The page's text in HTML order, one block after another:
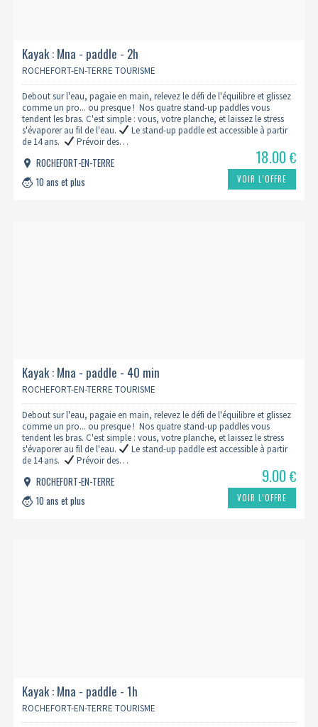
Kayak : Mna - paddle - 2h
ROCHEFORT-EN-TERRE TOURISME
Debout sur l'eau, pagaie en main, relevez le défi de l'équilibre et glissez
comme un pro... ou presque ! Nos quatre stand-up paddles vous
tendent les bras. C'est simple : vous, votre planche, et laissez le stress
s'évaporer au fil de l'eau.
Le stand-up paddle est accessible à partir
de 14 ans.
Prévoir des…
ROCHEFORT-EN-TERRE
10 ans et plus
18.00€
VOIR L’OFFRE
Kayak : Mna - paddle - 40 min
ROCHEFORT-EN-TERRE TOURISME
Debout sur l'eau, pagaie en main, relevez le défi de l'équilibre et glissez
comme un pro... ou presque ! Nos quatre stand-up paddles vous
tendent les bras. C'est simple : vous, votre planche, et laissez le stress
s'évaporer au fil de l'eau.
Le stand-up paddle est accessible à partir
de 14 ans.
Prévoir des…
ROCHEFORT-EN-TERRE
10 ans et plus
9.00€
VOIR L’OFFRE
Kayak : Mna - paddle - 1h
ROCHEFORT-EN-TERRE TOURISME